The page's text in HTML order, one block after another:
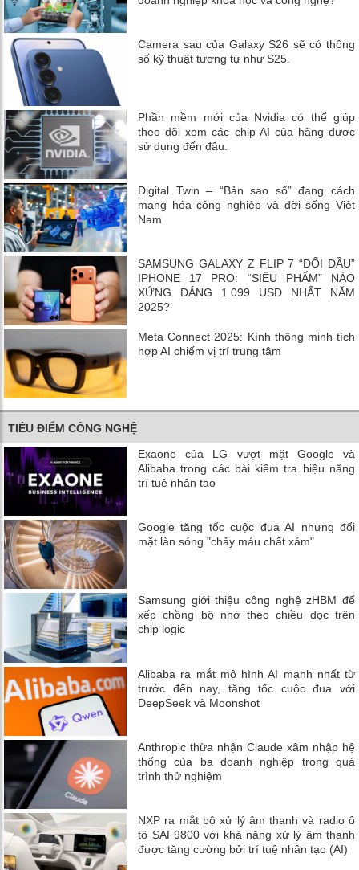
Camera sau của Galaxy S26 sẽ có thông
số kỹ thuật tương tự như S25.
Phần mềm mới của Nvidia có thể giúp
theo dõi xem các chip AI của hãng được
sử dụng đến đâu.
Digital Twin – “Bản sao số” đang cách
mạng hóa công nghiệp và đời sống Việt
Nam
SAMSUNG GALAXY Z FLIP 7 “ĐỐI ĐẦU”
IPHONE 17 PRO: “SIÊU PHẨM” NÀO
XỨNG ĐÁNG 1.099 USD NHẤT NĂM
2025?
Meta Connect 2025: Kính thông minh tích
hợp AI chiếm vị trí trung tâm
TIÊU ĐIỂM CÔNG NGHỆ
Exaone của LG vượt mặt Google và
Alibaba trong các bài kiểm tra hiệu năng
trí tuệ nhân tạo
Google tăng tốc cuộc đua AI nhưng đối
mặt làn sóng "chảy máu chất xám"
Samsung giới thiệu công nghệ zHBM để
xếp chồng bộ nhớ theo chiều dọc trên
chip logic
Alibaba ra mắt mô hình AI mạnh nhất từ
trước đến nay, tăng tốc cuộc đua với
DeepSeek và Moonshot
Anthropic thừa nhận Claude xâm nhập hệ
thống của ba doanh nghiệp trong quá
trình thử nghiệm
NXP ra mắt bộ xử lý âm thanh và radio ô
tô SAF9800 với khả năng xử lý âm thanh
được tăng cường bởi trí tuệ nhân tạo (AI)